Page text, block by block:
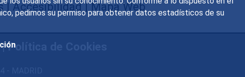
pedimos su permiso para obtener datos estadísticos de su
|Accesibilidad|Mapa Web
Política de Cookies
- MADRID